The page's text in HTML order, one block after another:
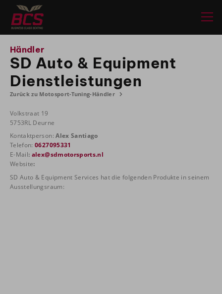
Händler
SD Auto & Equipment
Dienstleistungen
Zurück zu Motosport-Tuning-Händler
Volkstraat 19
5753RL Deurne
Kontaktperson:Alex Santiago
Telefon:0627095331
E-Mail: alex@sdmotorsports.nl
Website:
SD Auto & Equipment Services hat die folgenden Produkte in seinem
Ausstellungsraum: